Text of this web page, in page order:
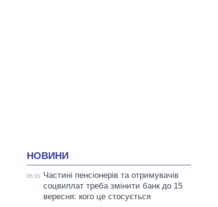
НОВИНИ
05:15
Частині пенсіонерів та отримувачів
соцвиплат треба змінити банк до 15
вересня: кого це стосується